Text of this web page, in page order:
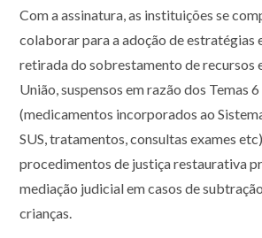
Com a assinatura, as instituições se
colaborar para a adoção de estratégias
retirada do sobrestamento de recursos
União, suspensos em razão dos Temas
(medicamentos incorporados ao
SUS, tratamentos, consultas exames
procedimentos de justiça restaurativa
mediação judicial em casos de
crianças.